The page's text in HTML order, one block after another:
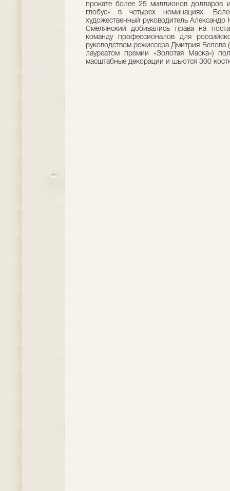
прокате более 25 миллионов долларов
глобус» в четырех номинациях.
художественный руководитель
Смелянский добивались права на
команду профессионалов для
руководством режиссера Дмитрия Белова
лауреатом премии «Золотая Маска»)
масштабные декорации и шьются 300